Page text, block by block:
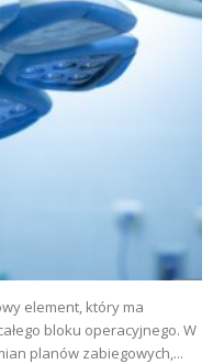
element, który ma
bloku operacyjnego. W
planów zabiegowych,...